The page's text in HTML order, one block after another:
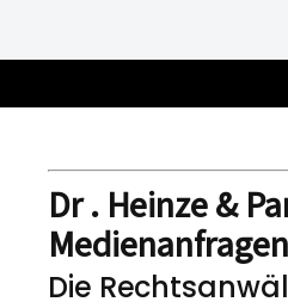
Dr . Heinze &
Medienanfragen
Die